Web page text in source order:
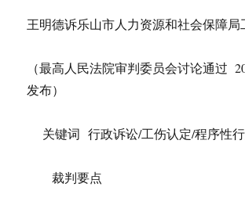
王明德诉乐山市人力资源和社会保障局
（最高人民法院审判委员会讨论通过
发布）
关键词 行政诉讼/工伤认定/程序性
裁判要点